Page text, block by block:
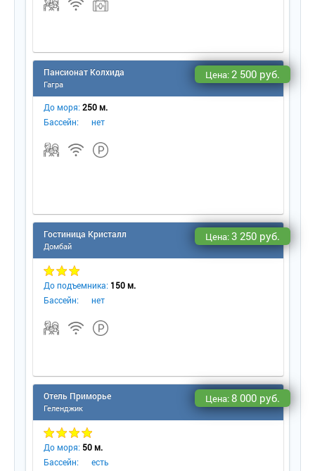
Пансионат Колхида
Гагра
Цена:2 500 руб.
До моря: 250 м.
Бассейн:
нет
Гостиница Кристалл
Домбай
Цена:3 250 руб.
До подъемника: 150 м.
Бассейн:
нет
Отель Приморье
Геленджик
Цена:8 000 руб.
До моря: 50 м.
Бассейн:
есть